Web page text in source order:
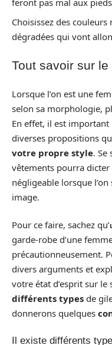
feront pas mal aux pieds
Choisissez des
dégradées qui vont
Tout savoir sur
Lorsque l’on est une
selon sa morphologie,
En effet, il est
diverses propositions
votre propre style. Se
vêtements pourra dicter
négligeable lorsque
image.
Pour ce faire, sachez qu’
garde-robe d’une
précautionneusement.
divers arguments et
votre état d’esprit sur le
différents types de
donnerons quelques
Il existe différents